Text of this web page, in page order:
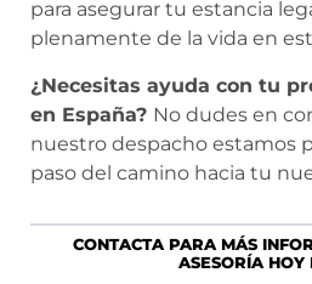
para asegurar tu estancia
plenamente de la vida en
¿Necesitas ayuda con tu
en España? No dudes en
nuestro despacho estamos
paso del camino hacia tu
CONTACTA PARA MÁS
ASESORÍA HOY